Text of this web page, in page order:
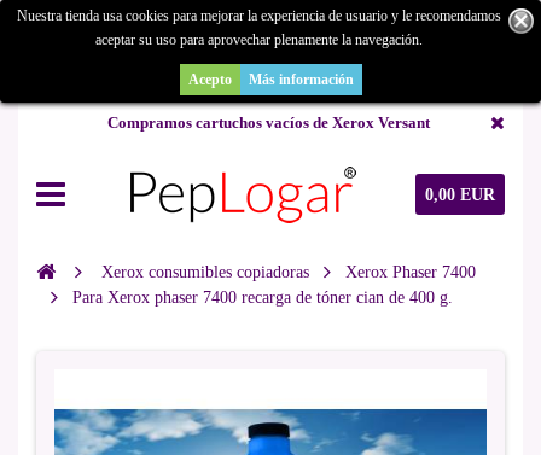
¿Buscas un repuesto de copiadora o buscas una de ocasión y no la
encuentras? Consúltanos.
Compramos cartuchos vacíos de Xerox Versant
0,00 EUR
Nuestra tienda usa cookies para mejorar la experiencia de usuario y le recomendamos
aceptar su uso para aprovechar plenamente la navegación.
Acepto Más información
Xerox consumibles copiadoras
Xerox Phaser 7400
Para Xerox phaser 7400 recarga de tóner cian de 400 g.